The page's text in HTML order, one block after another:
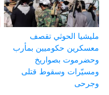
مليشيا الحوثي تقصف
معسكرين حكوميين بمأرب
وحضرموت بصواريخ
ومسيّرات وسقوط قتلى
وجرحى